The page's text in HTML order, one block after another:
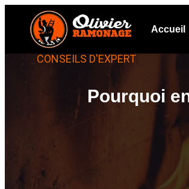
Accueil
CONSEILS D'EXPERT
Pourquoi